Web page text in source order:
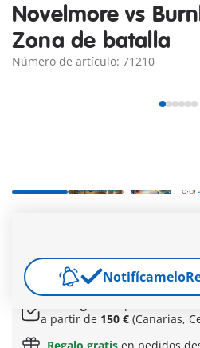
Novelmore vs
Zona de batalla
Número de artículo: 71210
General Mc Griffin se bate en
Tyragon, el entrenador de
Burnahm con su dragón de fuego.
Más información
a partir de 150 € (Canarias,
Notifícamelo